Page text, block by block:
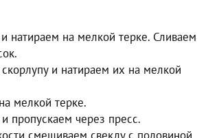
натираем на мелкой терке. Сливаем
и натираем их на мелкой
мелкой терке.
пропускаем через пресс.